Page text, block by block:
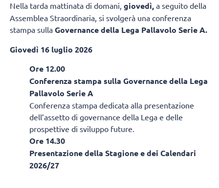
Nella tarda mattinata di domani, giovedì, a seguito della
Assemblea Straordinaria, si svolgerà una conferenza
stampa sulla Governance della Lega Pallavolo Serie A.
Giovedì 16 luglio 2026
Ore 12.00
Conferenza stampa sulla Governance della Lega
Pallavolo Serie A
Conferenza stampa dedicata alla presentazione
dell’assetto di governance della Lega e delle
prospettive di sviluppo future.
Ore 14.30
Presentazione della Stagione e dei Calendari
2026/27